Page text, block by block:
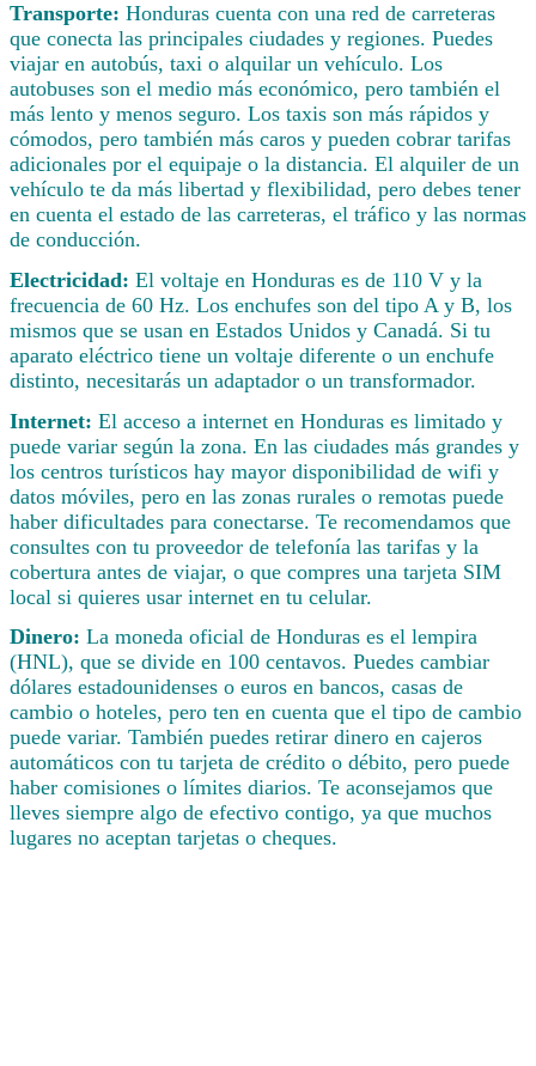
Transporte: Honduras cuenta con una red de carreteras
que conecta las principales ciudades y regiones. Puedes
viajar en autobús, taxi o alquilar un vehículo. Los
autobuses son el medio más económico, pero también el
más lento y menos seguro. Los taxis son más rápidos y
cómodos, pero también más caros y pueden cobrar tarifas
adicionales por el equipaje o la distancia. El alquiler de un
vehículo te da más libertad y flexibilidad, pero debes tener
en cuenta el estado de las carreteras, el tráfico y las normas
de conducción.
Electricidad: El voltaje en Honduras es de 110 V y la
frecuencia de 60 Hz. Los enchufes son del tipo A y B, los
mismos que se usan en Estados Unidos y Canadá. Si tu
aparato eléctrico tiene un voltaje diferente o un enchufe
distinto, necesitarás un adaptador o un transformador.
Internet: El acceso a internet en Honduras es limitado y
puede variar según la zona. En las ciudades más grandes y
los centros turísticos hay mayor disponibilidad de wifi y
datos móviles, pero en las zonas rurales o remotas puede
haber dificultades para conectarse. Te recomendamos que
consultes con tu proveedor de telefonía las tarifas y la
cobertura antes de viajar, o que compres una tarjeta SIM
local si quieres usar internet en tu celular.
Dinero: La moneda oficial de Honduras es el lempira
(HNL), que se divide en 100 centavos. Puedes cambiar
dólares estadounidenses o euros en bancos, casas de
cambio o hoteles, pero ten en cuenta que el tipo de cambio
puede variar. También puedes retirar dinero en cajeros
automáticos con tu tarjeta de crédito o débito, pero puede
haber comisiones o límites diarios. Te aconsejamos que
lleves siempre algo de efectivo contigo, ya que muchos
lugares no aceptan tarjetas o cheques.